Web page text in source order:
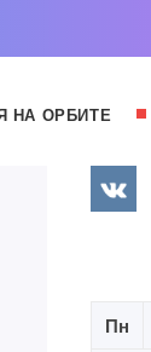
НА ОРБИТЕ
Пн